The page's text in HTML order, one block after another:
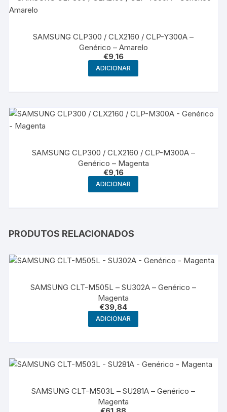
SAMSUNG CLP300 / CLX2160 / CLP-Y300A –
Genérico – Amarelo
€9,16
ADICIONAR
SAMSUNG CLP300 / CLX2160 / CLP-M300A –
Genérico – Magenta
€9,16
ADICIONAR
PRODUTOS RELACIONADOS
SAMSUNG CLT-M505L – SU302A – Genérico –
Magenta
€39,84
ADICIONAR
SAMSUNG CLT-M503L – SU281A – Genérico –
Magenta